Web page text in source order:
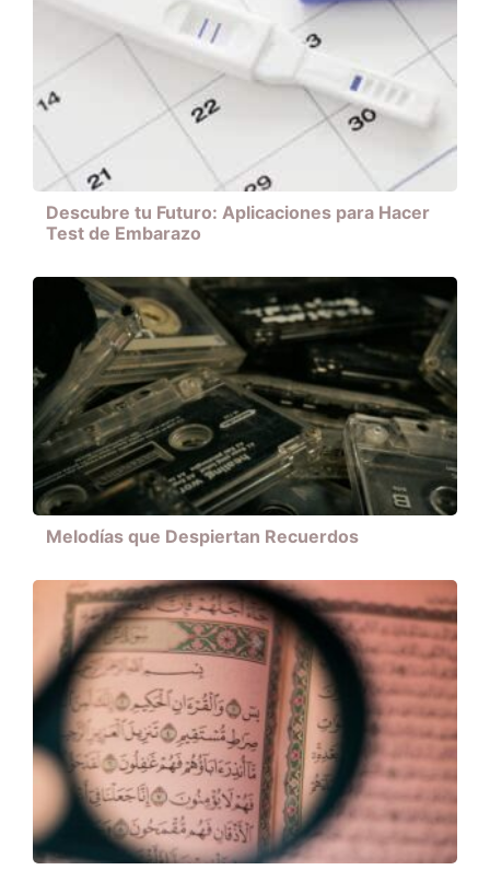
Descubre tu Futuro: Aplicaciones para Hacer
Test de Embarazo
Melodías que Despiertan Recuerdos